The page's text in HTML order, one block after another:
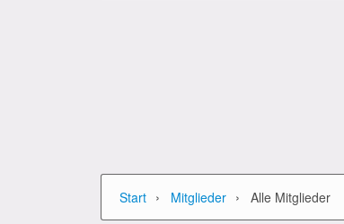
Start › Mitglieder › Alle Mitglieder